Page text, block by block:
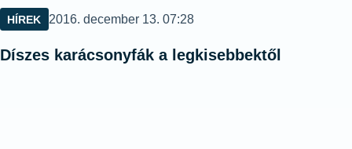
HÍREK Közzétéve:
2016. december 13. 07:28
Díszes karácsonyfák a legkisebbektől